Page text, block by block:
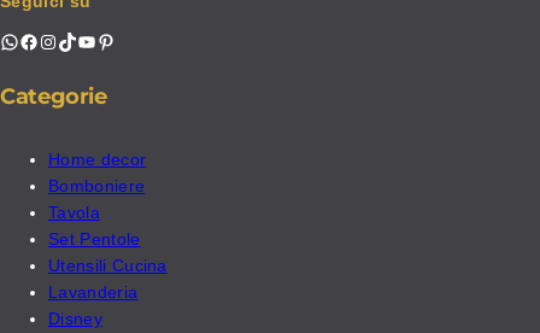
WhatsApp Facebook Instagram TikTok YouTube Pinterest
Categorie
Home decor
Bomboniere
Tavola
Set Pentole
Utensili Cucina
Lavanderia
Disney